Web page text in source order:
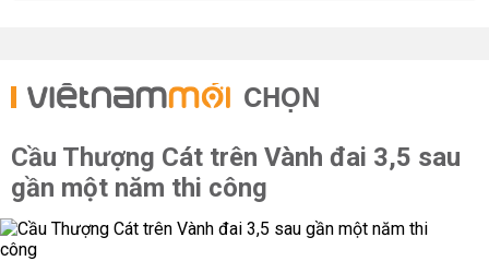
CHỌN
Cầu Thượng Cát trên Vành đai 3,5 sau
gần một năm thi công